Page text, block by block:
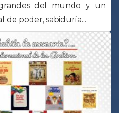
del mundo y un
de poder, sabiduría...